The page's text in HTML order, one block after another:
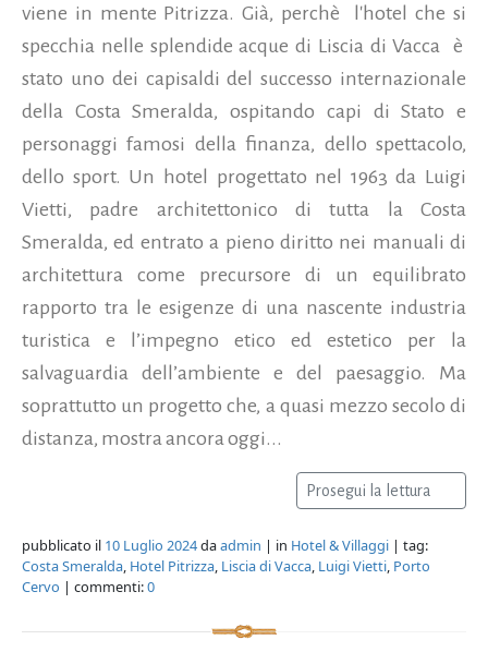
viene in mente Pitrizza. Già, perchè l'hotel che si
specchia nelle splendide acque di Liscia di Vacca è
stato uno dei capisaldi del successo internazionale
della Costa Smeralda, ospitando capi di Stato e
personaggi famosi della finanza, dello spettacolo,
dello sport. Un hotel progettato nel 1963 da Luigi
Vietti, padre architettonico di tutta la Costa
Smeralda, ed entrato a pieno diritto nei manuali di
architettura come precursore di un equilibrato
rapporto tra le esigenze di una nascente industria
turistica e l’impegno etico ed estetico per la
salvaguardia dell’ambiente e del paesaggio. Ma
soprattutto un progetto che, a quasi mezzo secolo di
distanza, mostra ancora oggi...
Prosegui la lettura
pubblicato il 10 Luglio 2024daadmin | in Hotel & Villaggi | tag:
Costa Smeralda, Hotel Pitrizza, Liscia di Vacca, Luigi Vietti, Porto
Cervo | commenti:0